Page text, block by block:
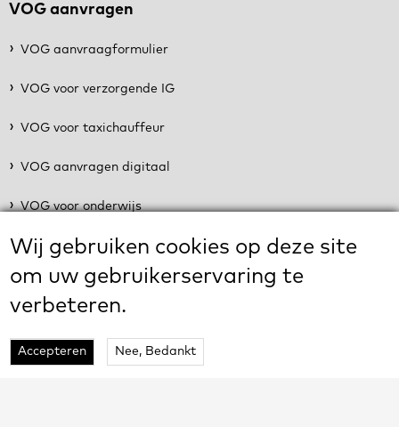
VOG aanvragen
VOG aanvraagformulier
VOG voor verzorgende IG
VOG voor taxichauffeur
VOG aanvragen digitaal
VOG voor onderwijs
Vogapp social
Twitter
Linkedin
Instagram
Wij gebruiken cookies op deze site
om uw gebruikerservaring te
verbeteren.
Accepteren Nee, Bedankt